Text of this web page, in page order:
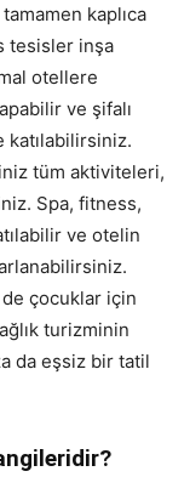
kaplıca
tesisler inşa
otellere
ve şifalı
katılabilirsiniz.
tüm aktiviteleri,
Spa, fitness,
ve otelin
çocuklar için
turizminin
da eşsiz bir tatil